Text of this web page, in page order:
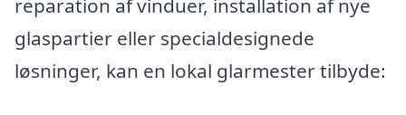
reparation af vinduer, installation af nye
glaspartier eller specialdesignede
løsninger, kan en lokal glarmester tilbyde: